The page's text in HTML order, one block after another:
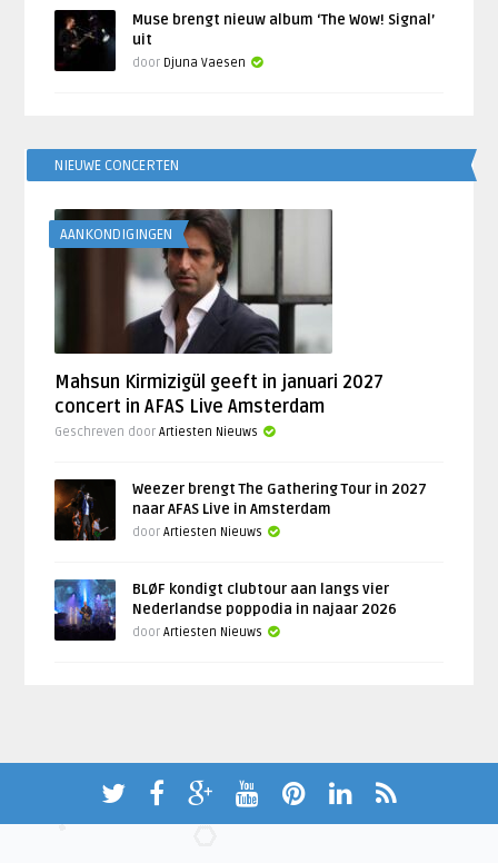
Muse brengt nieuw album ‘The Wow! Signal’
uit
door Djuna Vaesen
NIEUWE CONCERTEN
AANKONDIGINGEN
Mahsun Kirmizigül geeft in januari 2027
concert in AFAS Live Amsterdam
Geschreven doorArtiesten Nieuws
Weezer brengt The Gathering Tour in 2027
naar AFAS Live in Amsterdam
doorArtiesten Nieuws
BLØF kondigt clubtour aan langs vier
Nederlandse poppodia in najaar 2026
doorArtiesten Nieuws